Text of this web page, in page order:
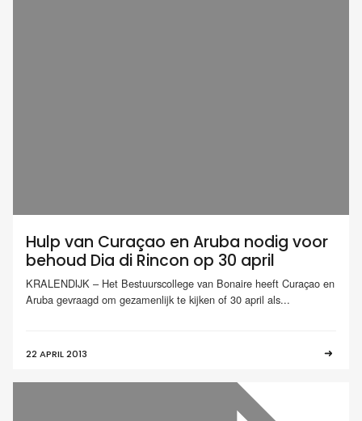
Hulp van Curaçao en Aruba nodig voor
behoud Dia di Rincon op 30 april
KRALENDIJK – Het Bestuurscollege van Bonaire heeft Curaçao en
Aruba gevraagd om gezamenlijk te kijken of 30 april als...
22 APRIL 2013